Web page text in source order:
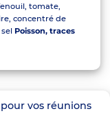
tomate,
concentré de
Poisson, traces
vos réunions